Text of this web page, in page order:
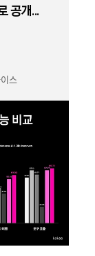
공개...
스